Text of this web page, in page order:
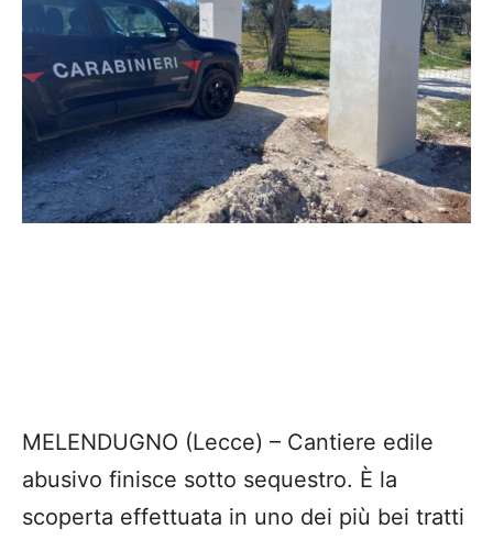
MELENDUGNO (Lecce) – Cantiere edile
abusivo finisce sotto sequestro. È la
scoperta effettuata in uno dei più bei tratti